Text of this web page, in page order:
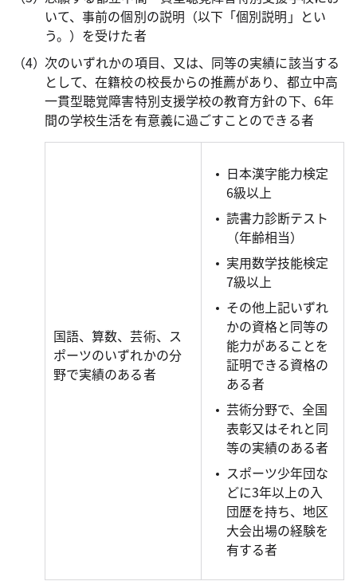
いて、事前の個別の説明（以下「個別説明」とい
う。）を受けた者
次のいずれかの項目、又は、同等の実績に該当する
として、在籍校の校長からの推薦があり、都立中高
一貫型聴覚障害特別支援学校の教育方針の下、6年
間の学校生活を有意義に過ごすことのできる者
国語、算数、芸術、ス
ポーツのいずれかの分
野で実績のある者
日本漢字能力検定
6級以上
読書力診断テスト
（年齢相当）
実用数学技能検定
7級以上
その他上記いずれ
かの資格と同等の
能力があることを
証明できる資格の
ある者
芸術分野で、全国
表彰又はそれと同
等の実績のある者
スポーツ少年団な
どに3年以上の入
団歴を持ち、地区
大会出場の経験を
有する者